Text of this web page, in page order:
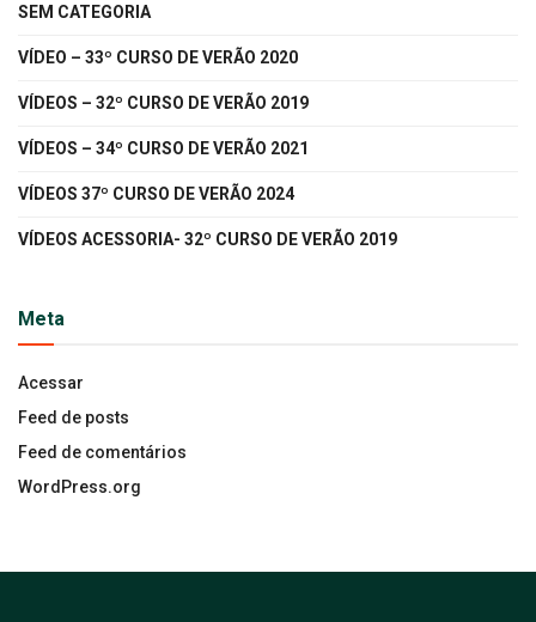
SEM CATEGORIA
VÍDEO – 33º CURSO DE VERÃO 2020
VÍDEOS – 32º CURSO DE VERÃO 2019
VÍDEOS – 34º CURSO DE VERÃO 2021
VÍDEOS 37º CURSO DE VERÃO 2024
VÍDEOS ACESSORIA- 32º CURSO DE VERÃO 2019
Meta
Acessar
Feed de posts
Feed de comentários
WordPress.org